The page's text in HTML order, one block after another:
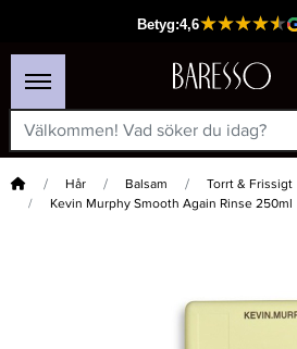
Hem Hår Balsam
Torrt & Frissigt
Kevin Murphy Smooth Again Rinse 250ml